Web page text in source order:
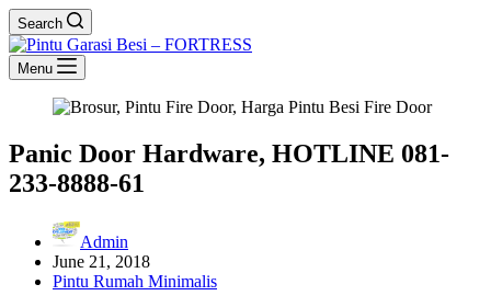
Search
Menu
Panic Door Hardware, HOTLINE 081-
233-8888-61
Admin
June 21, 2018
Pintu Rumah Minimalis